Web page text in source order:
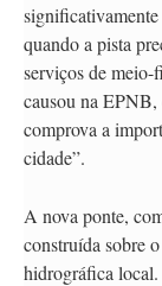
quando a pista
serviços de meio-
causou na EPNB,
comprova a
cidade”.
A nova ponte,
construída sobre
hidrográfica local.